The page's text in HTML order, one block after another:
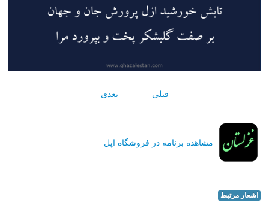
قبلی بعدی
مشاهده برنامه در فروشگاه اپل
اشعار مرتبط